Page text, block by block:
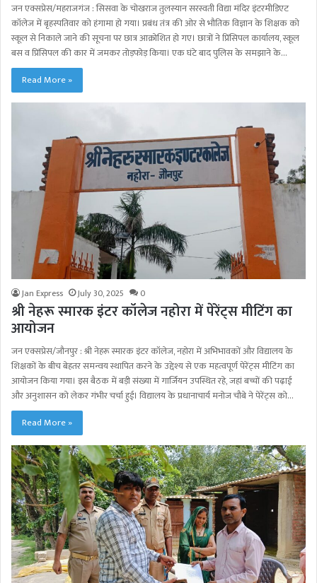
जन एक्सप्रेस/महराजगंज : सिसवा के चोखराज तुलस्यान सरस्वती विद्या मंदिर इंटरमीडिएट
कॉलेज में बृहस्पतिवार को हंगामा हो गया। प्रबंध तंत्र की ओर से भौतिक विज्ञान के शिक्षक को
स्कूल से निकाले जाने की सूचना पर छात्र आक्रोशित हो गए। छात्रों ने प्रिंसिपल कार्यालय, स्कूल
बस व प्रिंसिपल की कार में जमकर तोड़फोड़ किया। एक घंटे बाद पुलिस के समझाने के…
Read More »
Jan Express July 30, 2025 0
श्री नेहरू स्मारक इंटर कॉलेज नहोरा में पेरेंट्स मीटिंग का
आयोजन
जन एक्सप्रेस/जौनपुर : श्री नेहरू स्मारक इंटर कॉलेज, नहोरा में अभिभावकों और विद्यालय के
शिक्षकों के बीच बेहतर समन्वय स्थापित करने के उद्देश्य से एक महत्वपूर्ण पेरेंट्स मीटिंग का
आयोजन किया गया। इस बैठक में बड़ी संख्या में गार्जियन उपस्थित रहे, जहां बच्चों की पढ़ाई
और अनुशासन को लेकर गंभीर चर्चा हुई। विद्यालय के प्रधानाचार्य मनोज चौबे ने पेरेंट्स को…
Read More »